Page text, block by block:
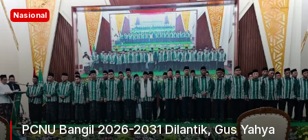
Nasional